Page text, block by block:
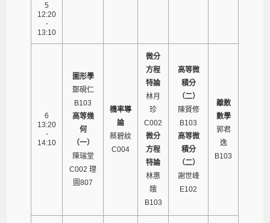
5
12:20
-
13:10
6
13:20
-
14:10
圖形學
鄭硯仁
B103
高等幾
何
（一）
陳瑞堂
C002 理
圖807
機率導
論
蔡碧紋
C004
微分
方程
特論
林月
珍
C002
微分
方程
特論
林惠
娥
B103
高等微
積分
（二）
陳賢修
B103
高等微
積分
（二）
謝世峰
E102
離散
數學
郭君
逸
B103